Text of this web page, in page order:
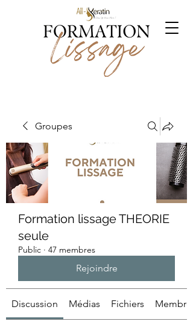
Groupes
Formation lissage THEORIE
seule
Public · 47 membres
Rejoindre
Discussion Médias Fichiers Membres